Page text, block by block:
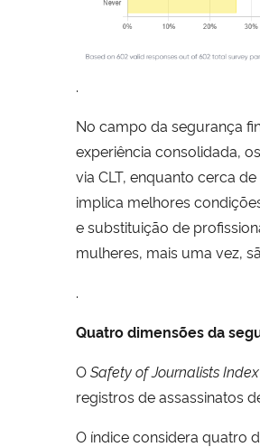
.
No campo da segurança
experiência consolidada,
via CLT, enquanto cerca
implica melhores
e substituição de
mulheres, mais uma vez,
.
Quatro dimensões da
OSafety of Journalists Index
registros de assassinatos
O índice considera quatro